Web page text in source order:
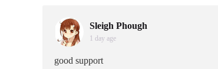
Sleigh Phough
1 day age
good support